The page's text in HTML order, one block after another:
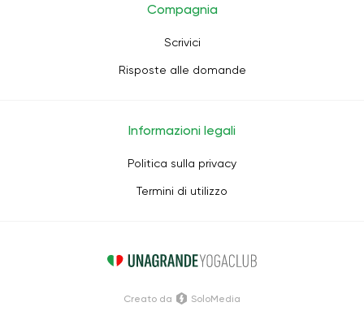
Compagnia
Scrivici
Risposte alle domande
Informazioni legali
Politica sulla privacy
Termini di utilizzo
Creato da SoloMedia